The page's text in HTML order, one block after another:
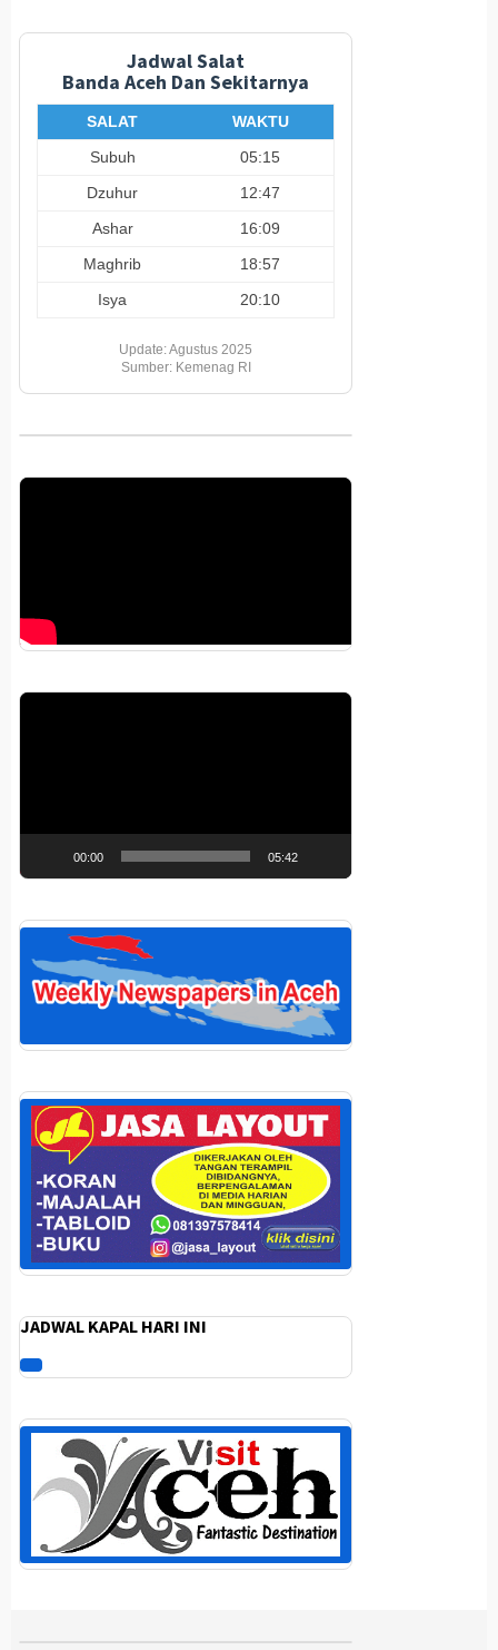
Jadwal Salat
Banda Aceh Dan Sekitarnya
SALAT
WAKTU
Subuh
05:15
Dzuhur
12:47
Ashar
16:09
Maghrib
18:57
Isya
20:10
Update: Agustus 2025
Sumber: Kemenag RI
Pemutar
00:00 05:42
JADWAL KAPAL HARI INI